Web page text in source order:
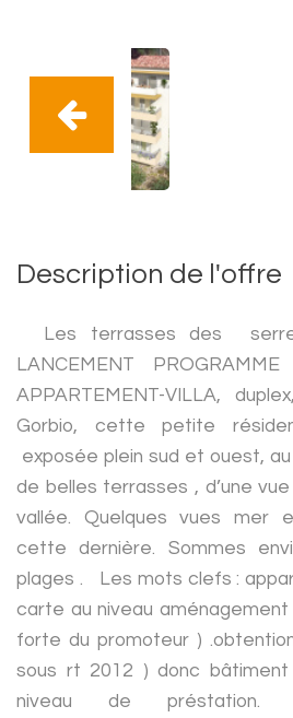
Description de l'offre
Les terrasses des
LANCEMENT
APPARTEMENT-VILLA,
Gorbio, cette petite
exposée plein sud et ouest,
de belles terrasses , d’une
vallée. Quelques vues mer
cette dernière. Sommes
plages . Les mots clefs :
carte au niveau
forte du promoteur )
sous rt 2012 ) donc bâtiment
niveau de